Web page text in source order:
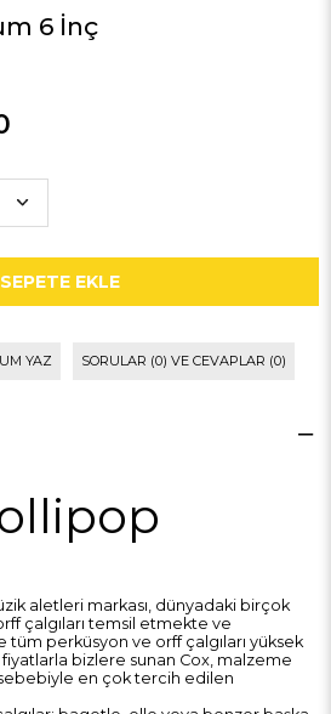
6 İnç
YAZ SORULAR (0) VE CEVAPLAR (0)
aletleri markası, dünyadaki birçok
çalgıları temsil etmekte ve
perküsyon ve orff çalgıları yüksek
bizlere sunan Cox, malzeme
en çok tercih edilen